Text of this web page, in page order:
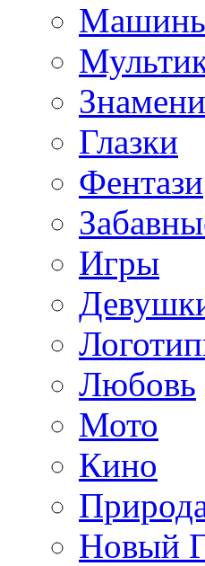
Глазки
Фентази
Игры
Любовь
Мото
Кино
Новый